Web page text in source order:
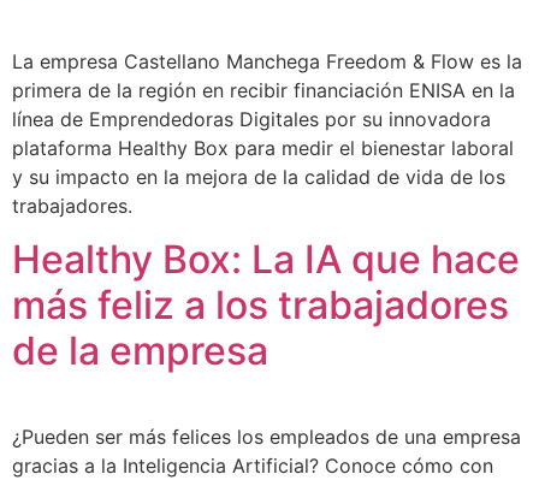
La empresa Castellano Manchega Freedom & Flow es la
primera de la región en recibir financiación ENISA en la
línea de Emprendedoras Digitales por su innovadora
plataforma Healthy Box para medir el bienestar laboral
y su impacto en la mejora de la calidad de vida de los
trabajadores.
Healthy Box: La IA que hace
más feliz a los trabajadores
de la empresa
¿Pueden ser más felices los empleados de una empresa
gracias a la Inteligencia Artificial? Conoce cómo con